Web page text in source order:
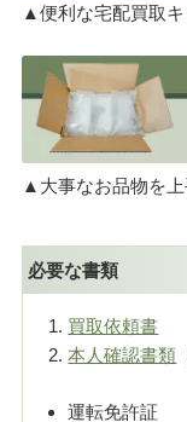
▲便利な宅配買取
▲大事なお品物を
必要な書類
買取依頼書
本人確認書類
運転免許証